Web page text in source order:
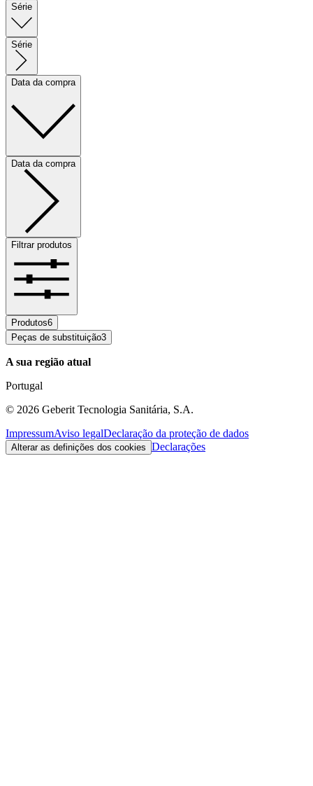
Série
Série
Data da compra
Data da compra
Filtrar produtos
Produtos6
Peças de substituição3
A sua região atual
Portugal
© 2026 Geberit Tecnologia Sanitária, S.A.
ImpressumAviso legalDeclaração da proteção de dados
Alterar as definições dos cookies Declarações